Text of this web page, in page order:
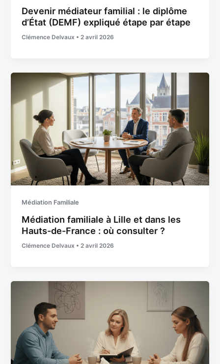
Devenir médiateur familial : le diplôme
d’État (DEMF) expliqué étape par étape
Clémence Delvaux •2 avril 2026
Médiation Familiale
Médiation familiale à Lille et dans les
Hauts-de-France : où consulter ?
Clémence Delvaux •2 avril 2026